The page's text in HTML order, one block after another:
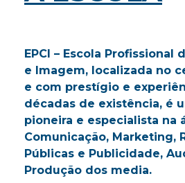
EPCI – Escola Profissional
e Imagem, localizada no
e com prestígio e
décadas de existência, é
pioneira e especialista na
Comunicação, Marketing,
Públicas e Publicidade,
Produção dos media.